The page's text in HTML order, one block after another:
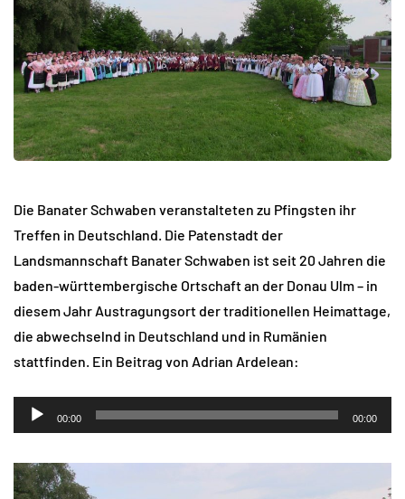
Die Banater Schwaben veranstalteten zu Pfingsten ihr
Treffen in Deutschland. Die Patenstadt der
Landsmannschaft Banater Schwaben ist seit 20 Jahren die
baden-württembergische Ortschaft an der Donau Ulm – in
diesem Jahr Austragungsort der traditionellen Heimattage,
die abwechselnd in Deutschland und in Rumänien
stattfinden. Ein Beitrag von Adrian Ardelean:
Audio-
Player
00:00 00:00